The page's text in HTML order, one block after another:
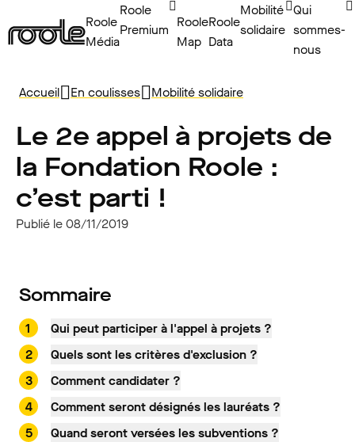
Roole
Média
Roole
Premium Roole
Map
Roole
Data
Mobilité
solidaire
Qui
sommes-
nous
Accueil En coulisses Mobilité solidaire
Le 2e appel à projets de
la Fondation Roole :
c’est parti !
Publié le 08/11/2019
Sommaire
Qui peut participer à l'appel à projets ?
Quels sont les critères d'exclusion ?
Comment candidater ?
Comment seront désignés les lauréats ?
Quand seront versées les subventions ?